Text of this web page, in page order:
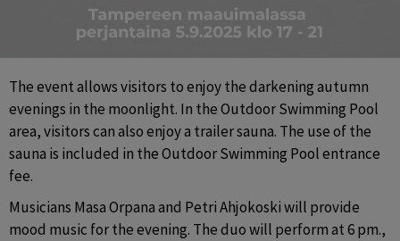
The event allows visitors to enjoy the darkening autumn
evenings in the moonlight. In the Outdoor Swimming Pool
area, visitors can also enjoy a trailer sauna. The use of the
sauna is included in the Outdoor Swimming Pool entrance
fee.
Musicians Masa Orpana and Petri Ahjokoski will provide
mood music for the evening. The duo will perform at 6 pm.,